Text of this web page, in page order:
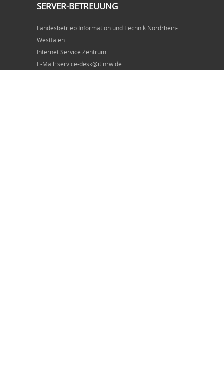
SERVER-BETREUUNG
Landesbetrieb Information und Technik Nordrhein-
Westfalen
Internet Service Zentrum
E-Mail: service-desk@it.nrw.de